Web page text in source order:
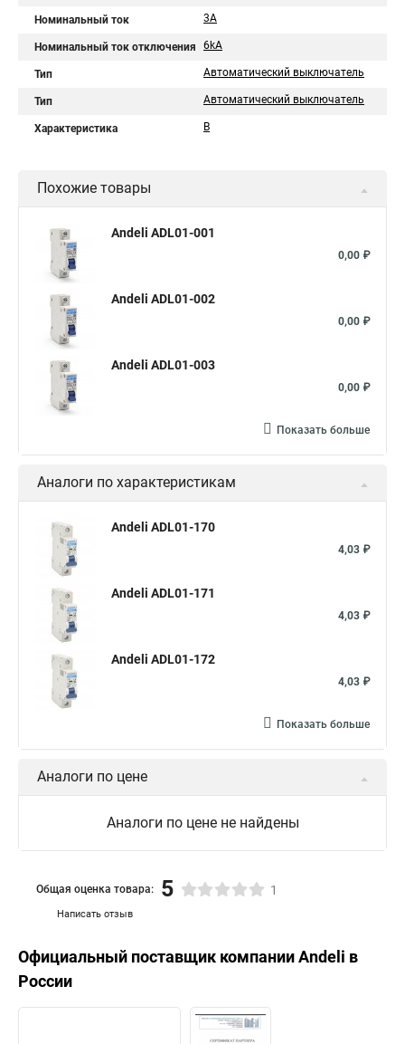
Номинальный ток 3A
Номинальный ток отключения 6kA
Тип Автоматический выключатель
Тип Автоматический выключатель
Характеристика B
Похожие товары
Andeli ADL01-001
0,00 ₽
Andeli ADL01-002
0,00 ₽
Andeli ADL01-003
0,00 ₽
Показать больше
Аналоги по характеристикам
Andeli ADL01-170
4,03 ₽
Andeli ADL01-171
4,03 ₽
Andeli ADL01-172
4,03 ₽
Показать больше
Аналоги по цене
Аналоги по цене не найдены
Написать отзыв
Общая оценка товара: 5 1
Официальный поставщик компанииAndeli в
России